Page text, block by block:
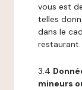
vous est
telles
dans le
restaurant.
3.4
mineurs